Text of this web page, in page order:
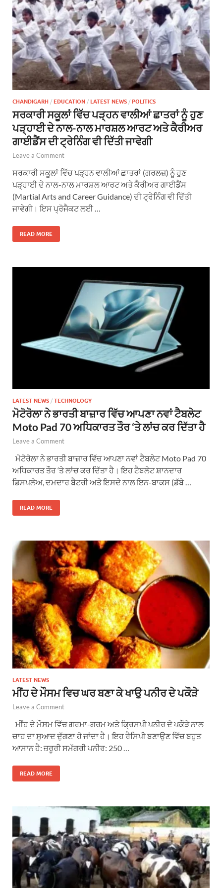
CHANDIGARH / EDUCATION / LATEST NEWS / POLITICS
ਸਰਕਾਰੀ ਸਕੂਲਾਂ ਵਿੱਚ ਪੜ੍ਹਨ ਵਾਲੀਆਂ ਛਾਤਰਾਂ ਨੂੰ ਹੁਣ
ਪੜ੍ਹਾਈ ਦੇ ਨਾਲ-ਨਾਲ ਮਾਰਸ਼ਲ ਆਰਟ ਅਤੇ ਕੈਰੀਅਰ
ਗਾਈਡੈਂਸ ਦੀ ਟ੍ਰੇਨਿੰਗ ਵੀ ਦਿੱਤੀ ਜਾਵੇਗੀ
Leave a Comment
ਸਰਕਾਰੀ ਸਕੂਲਾਂ ਵਿੱਚ ਪੜ੍ਹਨ ਵਾਲੀਆਂ ਛਾਤਰਾਂ (ਗਰਲਜ਼) ਨੂੰ ਹੁਣ
ਪੜ੍ਹਾਈ ਦੇ ਨਾਲ-ਨਾਲ ਮਾਰਸ਼ਲ ਆਰਟ ਅਤੇ ਕੈਰੀਅਰ ਗਾਈਡੈਂਸ
(Martial Arts and Career Guidance) ਦੀ ਟ੍ਰੇਨਿੰਗ ਵੀ ਦਿੱਤੀ
ਜਾਵੇਗੀ। ਇਸ ਪ੍ਰੋਜੈਕਟ ਲਈ …
READ MORE
LATEST NEWS / TECHNOLOGY
ਮੋਟੋਰੋਲਾ ਨੇ ਭਾਰਤੀ ਬਾਜ਼ਾਰ ਵਿੱਚ ਆਪਣਾ ਨਵਾਂ ਟੈਬਲੇਟ
Moto Pad 70 ਅਧਿਕਾਰਤ ਤੌਰ ‘ਤੇ ਲਾਂਚ ਕਰ ਦਿੱਤਾ ਹੈ
Leave a Comment
ਮੋਟੋਰੋਲਾ ਨੇ ਭਾਰਤੀ ਬਾਜ਼ਾਰ ਵਿੱਚ ਆਪਣਾ ਨਵਾਂ ਟੈਬਲੇਟ Moto Pad 70
ਅਧਿਕਾਰਤ ਤੌਰ ‘ਤੇ ਲਾਂਚ ਕਰ ਦਿੱਤਾ ਹੈ। ਇਹ ਟੈਬਲੇਟ ਸ਼ਾਨਦਾਰ
ਡਿਸਪਲੇਅ, ਦਮਦਾਰ ਬੈਟਰੀ ਅਤੇ ਇਸਦੇ ਨਾਲ ਇਨ-ਬਾਕਸ (ਡੱਬੇ …
READ MORE
LATEST NEWS
ਮੀਂਹ ਦੇ ਮੌਸਮ ਵਿਚ ਘਰ ਬਣਾ ਕੇ ਖਾਉ ਪਨੀਰ ਦੇ ਪਕੌੜੇ
Leave a Comment
ਮੀਂਹ ਦੇ ਮੌਸਮ ਵਿੱਚ ਗਰਮਾ-ਗਰਮ ਅਤੇ ਕ੍ਰਿਸਪੀ ਪਨੀਰ ਦੇ ਪਕੌੜੇ ਨਾਲ
ਚਾਹ ਦਾ ਸੁਆਦ ਦੁੱਗਣਾ ਹੋ ਜਾਂਦਾ ਹੈ। ਇਹ ਰੈਸਿਪੀ ਬਣਾਉਣ ਵਿੱਚ ਬਹੁਤ
ਆਸਾਨ ਹੈ: ਜ਼ਰੂਰੀ ਸਮੱਗਰੀ ਪਨੀਰ: 250 …
READ MORE